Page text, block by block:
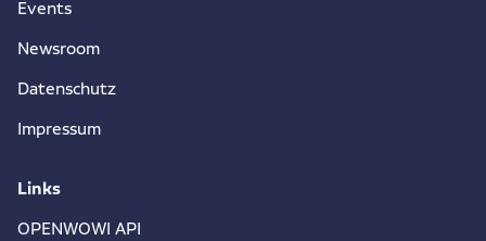
Events
Newsroom
Datenschutz
Impressum
Links
OPENWOWI API